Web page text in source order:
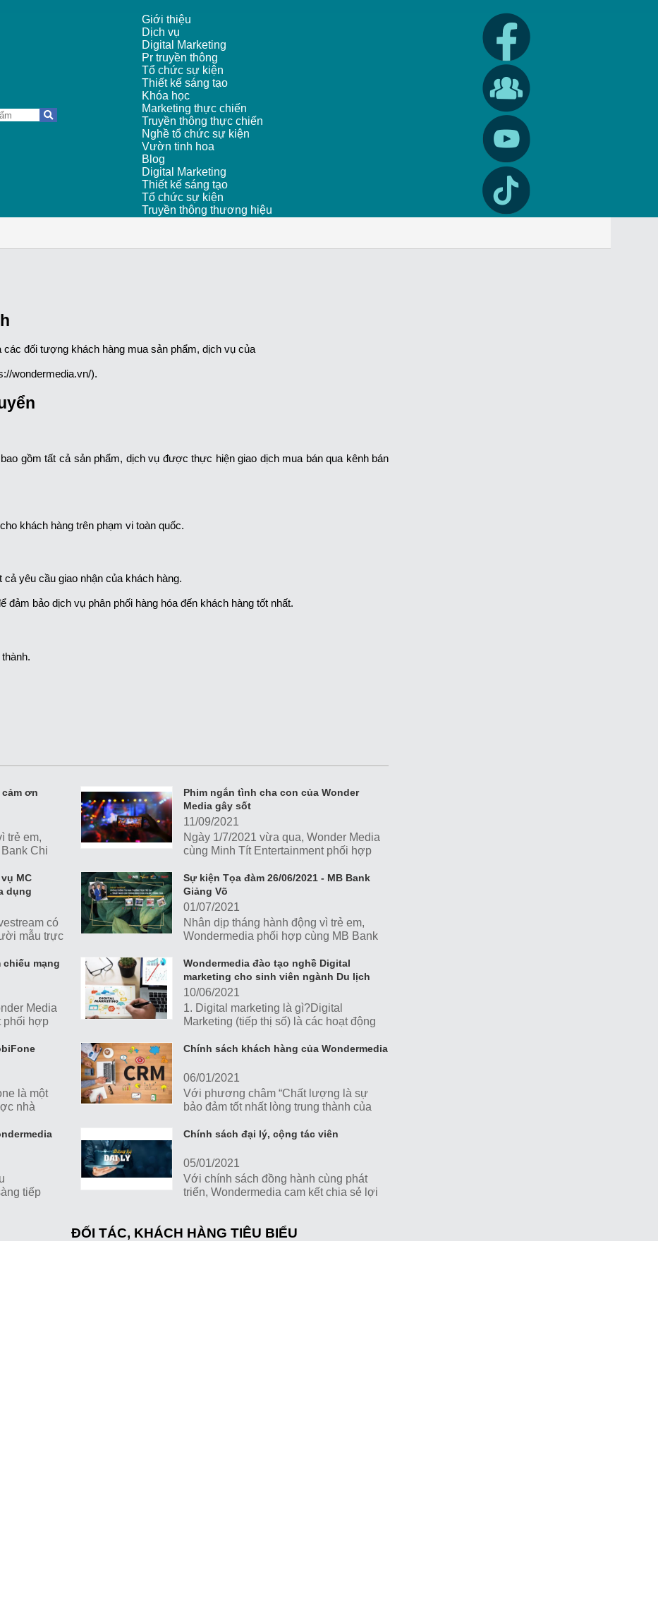
Giới thiệu
Dịch vụ
Digital Marketing
Pr truyền thông
Tổ chức sự kiện
Thiết kế sáng tạo
Khóa học
Marketing thực chiến
Truyền thông thực chiến
Nghề tổ chức sự kiện
Vườn tinh hoa
Blog
Digital Marketing
Thiết kế sáng tạo
Tổ chức sự kiện
Truyền thông thương hiệu
đối tượng khách hàng mua sản phẩm, dịch vụ của
wondermedia.vn/).
gồm tất cả sản phẩm, dịch vụ được thực hiện giao dịch mua bán qua kênh bán
khách hàng trên phạm vi toàn quốc.
yêu cầu giao nhận của khách hàng.
bảo dịch vụ phân phối hàng hóa đến khách hàng tốt nhất.
ơn
trẻ em,
Chi
Phim ngắn tình cha con của Wonder
Media gây sốt
11/09/2021
Ngày 1/7/2021 vừa qua, Wonder Media
cùng Minh Tít Entertainment phối hợp
công chiếu phim ngắn "Ước...
MC
dụng
có
mẫu trực
Sự kiện Tọa đàm 26/06/2021 - MB Bank
Giảng Võ
01/07/2021
Nhân dịp tháng hành động vì trẻ em,
Wondermedia phối hợp cùng MB Bank
chủ đề: "PHÒNG CHỐNG TAI...
chiếu mạng
Media
phối hợp
Wondermedia đào tạo nghề Digital
marketing cho sinh viên ngành Du lịch
10/06/2021
1. Digital marketing là gì?Digital
Marketing (tiếp thị số) là các hoạt động
dùng những nguồn...
là một
nhà
Chính sách khách hàng của Wondermedia
06/01/2021
Với phương châm “Chất lượng là sự
bảo đảm tốt nhất lòng trung thành của
lực không ngừng để có...
tiếp
Chính sách đại lý, cộng tác viên
05/01/2021
Với chính sách đồng hành cùng phát
triển, Wondermedia cam kết chia sẻ lợi
ĐỐI TÁC, KHÁCH HÀNG TIÊU BIỂU